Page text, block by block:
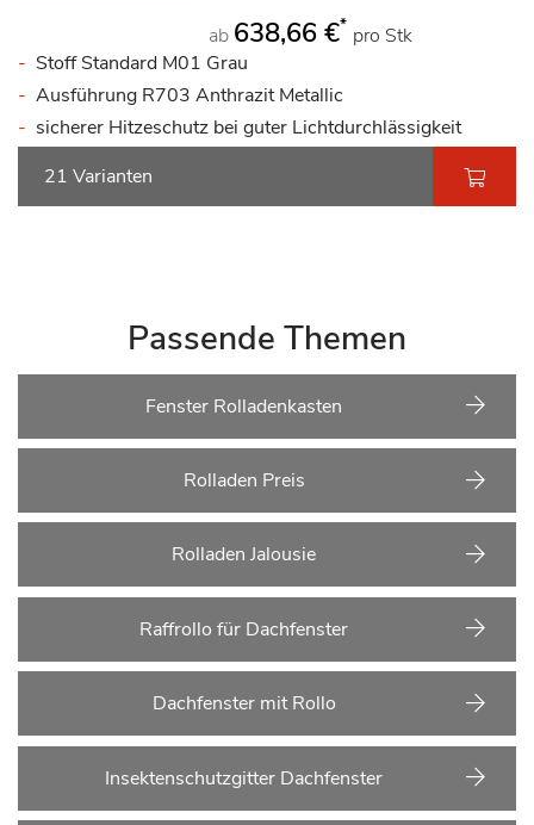
ab 638,66 €* pro Stk
Stoff Standard M01 Grau
Ausführung R703 Anthrazit Metallic
sicherer Hitzeschutz bei guter Lichtdurchlässigkeit
21 Varianten
Passende Themen
Fenster Rolladenkasten
Rolladen Preis
Rolladen Jalousie
Raffrollo für Dachfenster
Dachfenster mit Rollo
Insektenschutzgitter Dachfenster